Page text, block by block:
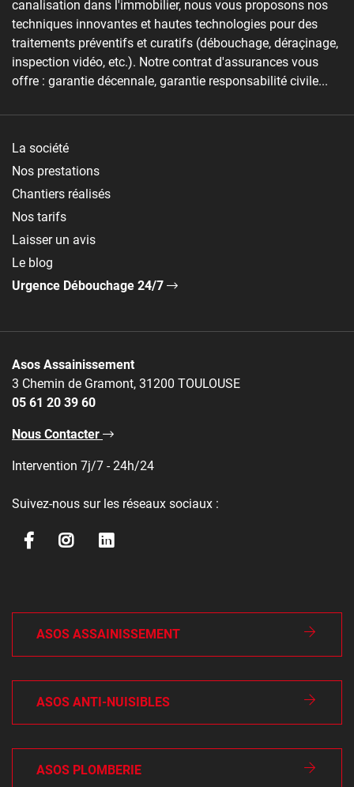
canalisation dans l'immobilier, nous vous proposons nos
techniques innovantes et hautes technologies pour des
traitements préventifs et curatifs (débouchage, déraçinage,
inspection vidéo, etc.). Notre contrat d'assurances vous
offre : garantie décennale, garantie responsabilité civile...
La société
Nos prestations
Chantiers réalisés
Nos tarifs
Laisser un avis
Le blog
Urgence Débouchage 24/7
Asos Assainissement
3 Chemin de Gramont, 31200 TOULOUSE
05 61 20 39 60
Nous Contacter
Intervention 7j/7 - 24h/24
Suivez-nous sur les réseaux sociaux :
ASOS ASSAINISSEMENT
ASOS ANTI-NUISIBLES
ASOS PLOMBERIE